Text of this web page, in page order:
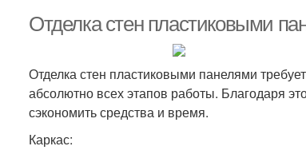
Отделка стен пластиковыми
Отделка стен пластиковыми панелями
абсолютно всех этапов работы. Благодаря
сэкономить средства и время.
Каркас: